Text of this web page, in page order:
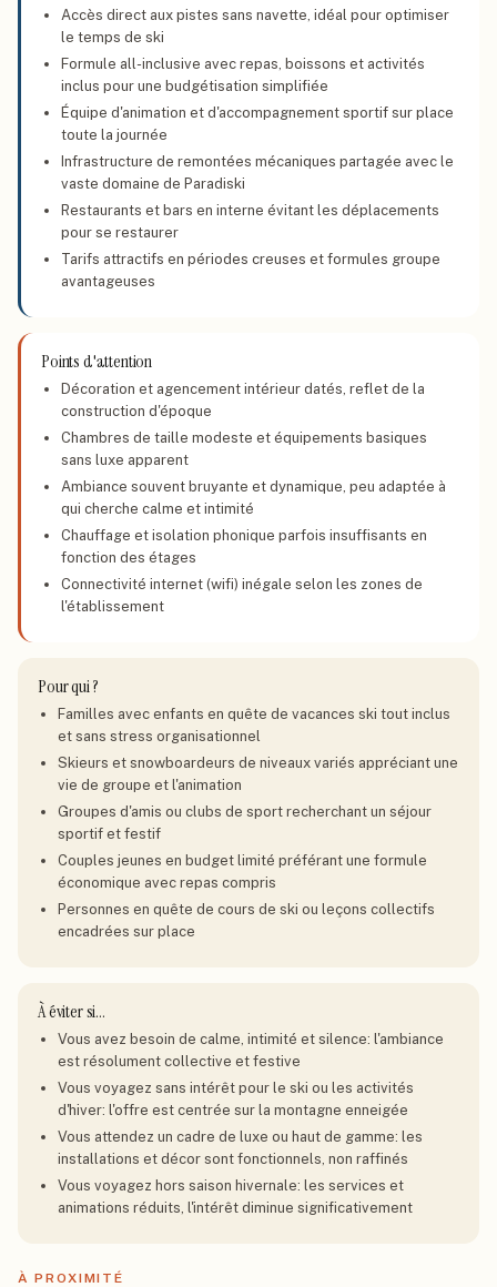
Accès direct aux pistes sans navette, idéal pour optimiser
le temps de ski
Formule all-inclusive avec repas, boissons et activités
inclus pour une budgétisation simplifiée
Équipe d'animation et d'accompagnement sportif sur place
toute la journée
Infrastructure de remontées mécaniques partagée avec le
vaste domaine de Paradiski
Restaurants et bars en interne évitant les déplacements
pour se restaurer
Tarifs attractifs en périodes creuses et formules groupe
avantageuses
Points d'attention
Décoration et agencement intérieur datés, reflet de la
construction d'époque
Chambres de taille modeste et équipements basiques
sans luxe apparent
Ambiance souvent bruyante et dynamique, peu adaptée à
qui cherche calme et intimité
Chauffage et isolation phonique parfois insuffisants en
fonction des étages
Connectivité internet (wifi) inégale selon les zones de
l'établissement
Pour qui ?
Familles avec enfants en quête de vacances ski tout inclus
et sans stress organisationnel
Skieurs et snowboardeurs de niveaux variés appréciant une
vie de groupe et l'animation
Groupes d'amis ou clubs de sport recherchant un séjour
sportif et festif
Couples jeunes en budget limité préférant une formule
économique avec repas compris
Personnes en quête de cours de ski ou leçons collectifs
encadrées sur place
À éviter si…
Vous avez besoin de calme, intimité et silence: l'ambiance
est résolument collective et festive
Vous voyagez sans intérêt pour le ski ou les activités
d'hiver: l'offre est centrée sur la montagne enneigée
Vous attendez un cadre de luxe ou haut de gamme: les
installations et décor sont fonctionnels, non raffinés
Vous voyagez hors saison hivernale: les services et
animations réduits, l'intérêt diminue significativement
À PROXIMITÉ